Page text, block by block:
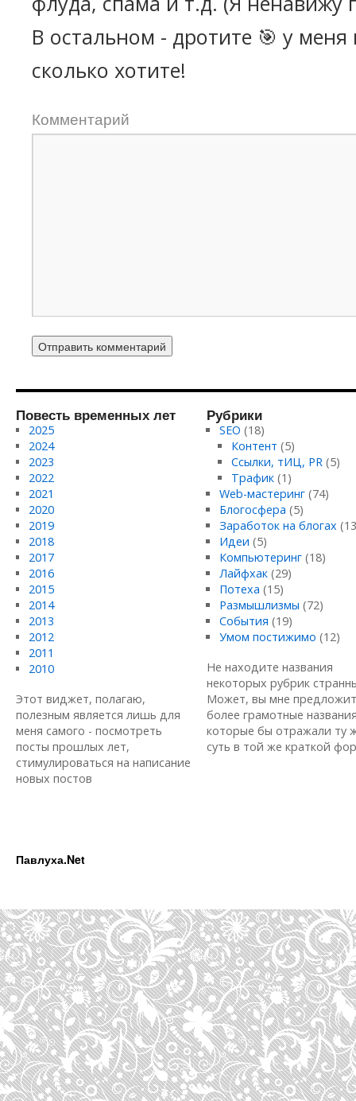
В остальном - дротите 🎯 у
сколько хотите!
Комментарий
Повесть временных лет
2025
2024
2023
2022
2021
2020
2019
2018
2017
2016
2015
2014
2013
2012
2011
2010
Этот виджет, полагаю,
полезным является лишь для
меня самого - посмотреть
посты прошлых лет,
стимулироваться на написание
новых постов
Рубрики
SEO (18)
Контент (5)
Ссылки, тИЦ, PR (5)
Трафик (1)
Web-мастеринг(74)
Блогосфера (5)
Заработок на блогах
Идеи (5)
Компьютеринг(18)
Лайфхак(29)
Потеха (15)
Размышлизмы (72)
События (19)
Умом постижимо (12)
Не находите названия
некоторых рубрик
Может, вы мне
более грамотные
которые бы отражали ту
суть в той же краткой
Павлуха.Net